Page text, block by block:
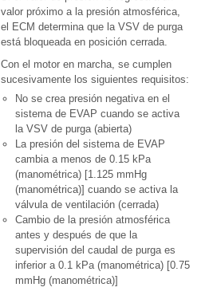
valor próximo a la presión atmosférica,
el ECM determina que la VSV de purga
está bloqueada en posición cerrada.
Con el motor en marcha, se cumplen
sucesivamente los siguientes requisitos:
No se crea presión negativa en el
sistema de EVAP cuando se activa
la VSV de purga (abierta)
La presión del sistema de EVAP
cambia a menos de 0.15 kPa
(manométrica) [1.125 mmHg
(manométrica)] cuando se activa la
válvula de ventilación (cerrada)
Cambio de la presión atmosférica
antes y después de que la
supervisión del caudal de purga es
inferior a 0.1 kPa (manométrica) [0.75
mmHg (manométrica)]